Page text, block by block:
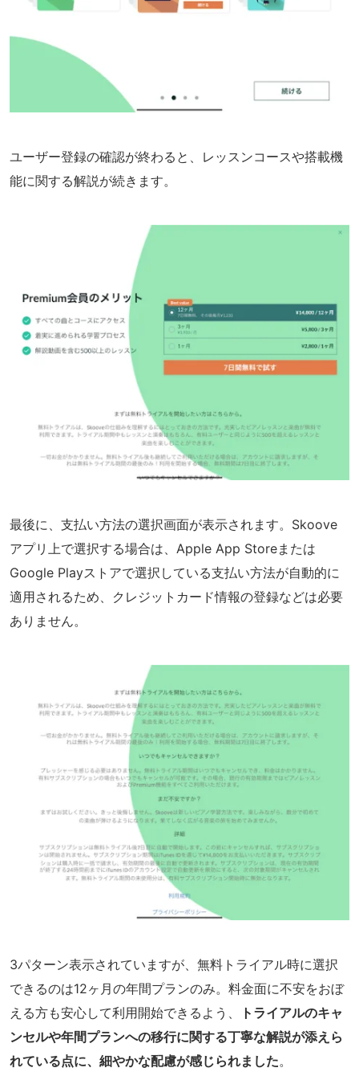
ユーザー登録の確認が終わると、レッスンコースや搭載機
能に関する解説が続きます。
最後に、支払い方法の選択画面が表示されます。Skoove
アプリ上で選択する場合は、Apple App Storeまたは
Google Playストアで選択している支払い方法が自動的に
適用されるため、クレジットカード情報の登録などは必要
ありません。
3パターン表示されていますが、無料トライアル時に選択
できるのは12ヶ月の年間プランのみ。料金面に不安をおぼ
える方も安心して利用開始できるよう、
トライアルのキャ
ンセルや年間プランへの移行に関する丁寧な解説が添えら
れている点に、細やかな配慮が感じられました。